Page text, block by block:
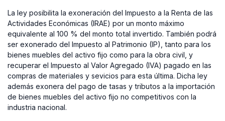
La ley posibilita la exoneración del Impuesto a la Renta de las
Actividades Económicas (IRAE) por un monto máximo
equivalente al 100 % del monto total invertido. También podrá
ser exonerado del Impuesto al Patrimonio (IP), tanto para los
bienes muebles del activo fijo como para la obra civil, y
recuperar el Impuesto al Valor Agregado (IVA) pagado en las
compras de materiales y sevicios para esta última. Dicha ley
además exonera del pago de tasas y tributos a la importación
de bienes muebles del activo fijo no competitivos con la
industria nacional.